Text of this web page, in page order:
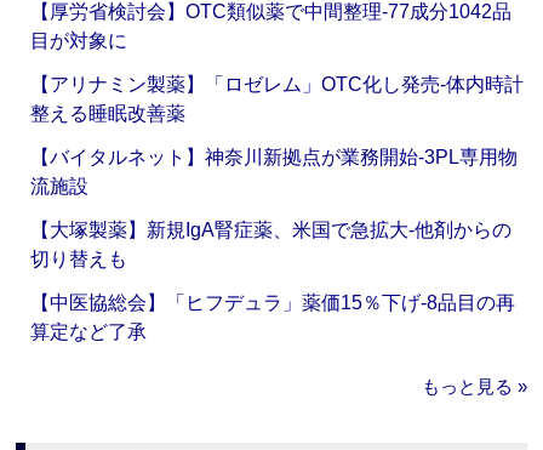
【厚労省検討会】OTC類似薬で中間整理‐77成分1042品
目が対象に
【アリナミン製薬】「ロゼレム」OTC化し発売‐体内時計
整える睡眠改善薬
【バイタルネット】神奈川新拠点が業務開始‐3PL専用物
流施設
【大塚製薬】新規IgA腎症薬、米国で急拡大‐他剤からの
切り替えも
【中医協総会】「ヒフデュラ」薬価15％下げ‐8品目の再
算定など了承
もっと見る »